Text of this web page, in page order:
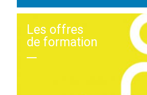
Les offres
de formation